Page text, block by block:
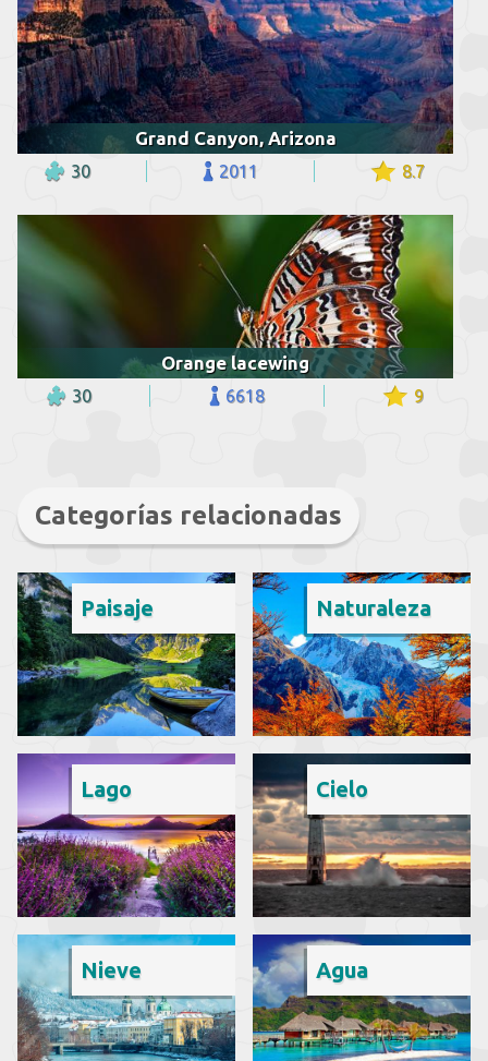
Grand Canyon, Arizona
30 2011 8.7
Orange lacewing
30 6618 9
Categorías relacionadas
Paisaje Naturaleza
Lago Cielo
Nieve Agua